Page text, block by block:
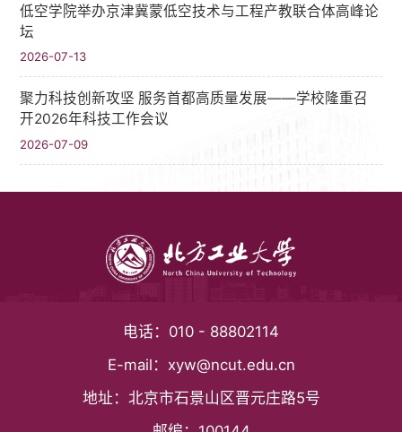
低空学院举办京津冀蒙低空技术与工程产教联合体高峰论
坛
2026-07-13
聚力科技创新攻坚 服务首都高质量发展——学校隆重召
开2026年科技工作会议
2026-07-09
电话： 010 - 88802114
E-mail： xyw@ncut.edu.cn
地址： 北京市石景山区晋元庄路5号